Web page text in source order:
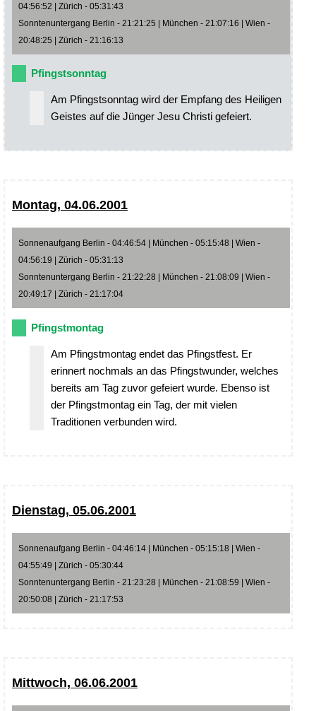
04:56:52 | Zürich - 05:31:43
Sonntenuntergang Berlin - 21:21:25 | München - 21:07:16 | Wien -
20:48:25 | Zürich - 21:16:13
Pfingstsonntag
Am Pfingstsonntag wird der Empfang des Heiligen
Geistes auf die Jünger Jesu Christi gefeiert.
Montag, 04.06.2001
Sonnenaufgang Berlin - 04:46:54 | München - 05:15:48 | Wien -
04:56:19 | Zürich - 05:31:13
Sonntenuntergang Berlin - 21:22:28 | München - 21:08:09 | Wien -
20:49:17 | Zürich - 21:17:04
Pfingstmontag
Am Pfingstmontag endet das Pfingstfest. Er
erinnert nochmals an das Pfingstwunder, welches
bereits am Tag zuvor gefeiert wurde. Ebenso ist
der Pfingstmontag ein Tag, der mit vielen
Traditionen verbunden wird.
Dienstag, 05.06.2001
Sonnenaufgang Berlin - 04:46:14 | München - 05:15:18 | Wien -
04:55:49 | Zürich - 05:30:44
Sonntenuntergang Berlin - 21:23:28 | München - 21:08:59 | Wien -
20:50:08 | Zürich - 21:17:53
Mittwoch, 06.06.2001